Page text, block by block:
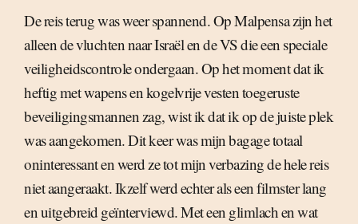
De reis terug was weer spannend. Op Malpensa zijn het
alleen de vluchten naar Israël en de VS die een speciale
veiligheidscontrole ondergaan. Op het moment dat ik
heftig met wapens en kogelvrije vesten toegeruste
beveiligingsmannen zag, wist ik dat ik op de juiste plek
was aangekomen. Dit keer was mijn bagage totaal
oninteressant en werd ze tot mijn verbazing de hele reis
niet aangeraakt. Ikzelf werd echter als een filmster lang
en uitgebreid geïnterviewd. Met een glimlach en wat